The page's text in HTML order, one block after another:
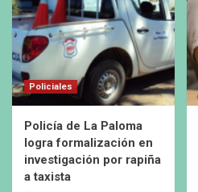
Policiales
Policía de La Paloma
logra formalización en
investigación por rapiña
a taxista